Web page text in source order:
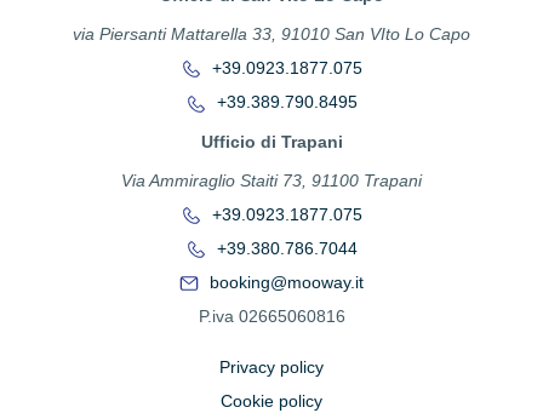
via Piersanti Mattarella 33, 91010 San VIto Lo Capo
+39.0923.1877.075
+39.389.790.8495
Ufficio di Trapani
Via Ammiraglio Staiti 73, 91100 Trapani
+39.0923.1877.075
+39.380.786.7044
booking@mooway.it
P.iva 02665060816
Privacy policy
Cookie policy